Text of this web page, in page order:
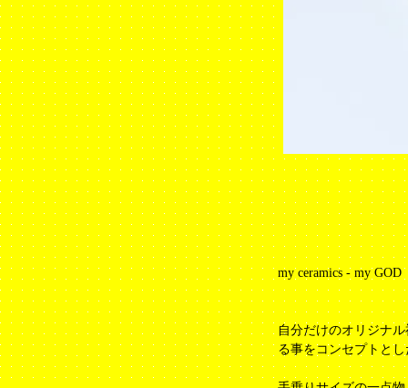
my ceramics - my GOD
自分だけのオリジナ
る事をコンセプトと